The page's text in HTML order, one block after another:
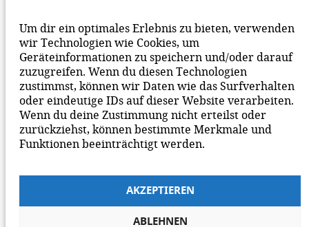
Um dir ein optimales Erlebnis zu bieten, verwenden
wir Technologien wie Cookies, um
Geräteinformationen zu speichern und/oder darauf
zuzugreifen. Wenn du diesen Technologien
zustimmst, können wir Daten wie das Surfverhalten
oder eindeutige IDs auf dieser Website verarbeiten.
Wenn du deine Zustimmung nicht erteilst oder
zurückziehst, können bestimmte Merkmale und
Funktionen beeinträchtigt werden.
AKZEPTIEREN
ABLEHNEN
MITEINANDER AUF UNSERER SEITE.